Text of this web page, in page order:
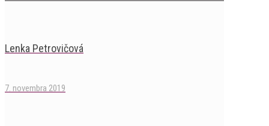
Lenka Petrovičová
7. novembra 2019